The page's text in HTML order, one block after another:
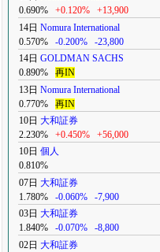
0.690%
+0.120% +13,900
14日 Nomura International
0.570%
-0.200% -23,800
14日 GOLDMAN SACHS
0.890%
再IN
13日 Nomura International
0.770%
再IN
10日 大和証券
2.230%
+0.450% +56,000
10日 個人
0.810%
07日 大和証券
1.780%
-0.060% -7,900
03日 大和証券
1.840%
-0.070% -8,800
02日 大和証券